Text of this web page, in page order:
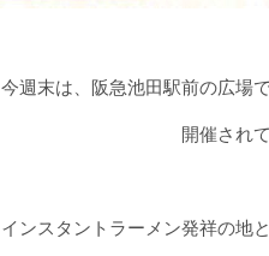
今週末は、阪急池田駅前の広場
開催され
インスタントラーメン発祥の地